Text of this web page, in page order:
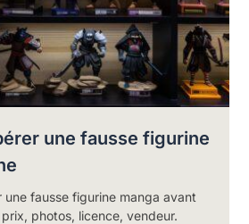
une fausse figurine
fausse figurine manga avant
photos, licence, vendeur.